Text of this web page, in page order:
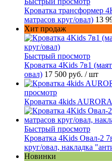
Кроватка трансформер
матрасов круг/овал) 13
Хит продаж
Быстрый просмотр
Кроватка 4Kids 7в1
овал) 17 500 руб. / шт
просмотр
Кроватка 4kids
Быстрый просмотр
Кроватка 4Kids Овал-2
круг/овал, накладка
Новинки